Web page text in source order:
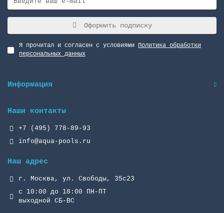
Оформить подписку
Я прочитал и согласен с условиями Политика обработки
персональных данных
Информация
Наши контакты
+7 (495) 778-89-93
info@aqua-pools.ru
Наш адрес
г. Москва, ул. Свободы, 35с23
с 10:00 до 18:00 ПН-ПТ
выходной СБ-ВС